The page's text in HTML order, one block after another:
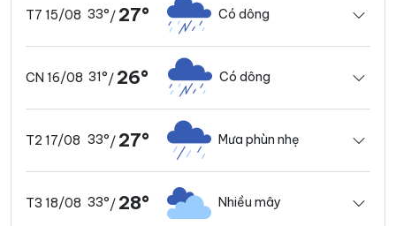
T7 15/08 33°/ 27° Có dông
CN 16/08 31°/ 26° Có dông
T2 17/08 33°/ 27° Mưa phùn nhẹ
T3 18/08 33°/ 28° Nhiều mây